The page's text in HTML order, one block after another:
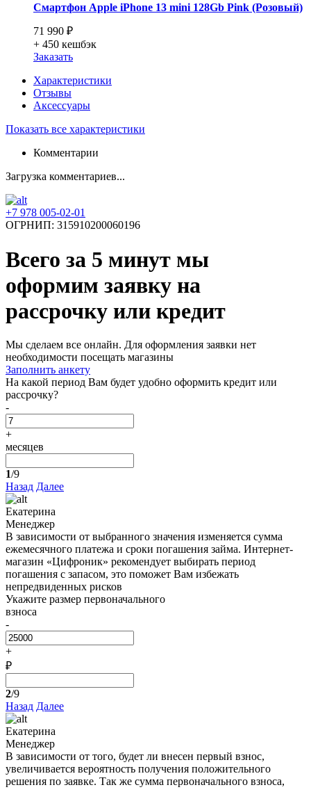
Смартфон Apple iPhone 13 mini 128Gb Pink (Розовый)
71 990 ₽
+ 450 кешбэк
Заказать
Характеристики
Отзывы
Аксессуары
Показать все характеристики
Комментарии
Загрузка комментариев...
+7 978 005-02-01
ОГРНИП: 315910200060196
Всего за 5 минут мы
оформим заявку на
рассрочку или кредит
Мы сделаем все онлайн. Для оформления заявки нет
необходимости посещать магазины
Заполнить анкету
На какой период Вам будет удобно оформить кредит или
рассрочку?
-
+
месяцев
1/9
Назад Далее
Екатерина
Менеджер
В зависимости от выбранного значения изменяется сумма
ежемесячного платежа и сроки погашения займа. Интернет-
магазин «Цифроник» рекомендует выбирать период
погашения с запасом, это поможет Вам избежать
непредвиденных рисков
Укажите размер первоначального
взноса
-
+
₽
2/9
Назад Далее
Екатерина
Менеджер
В зависимости от того, будет ли внесен первый взнос,
увеличивается вероятность получения положительного
решения по заявке. Так же сумма первоначального взноса,